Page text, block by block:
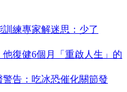
練專家解迷思：少了
復健6個月「重啟人生」的
告：吃冰恐催化關節發